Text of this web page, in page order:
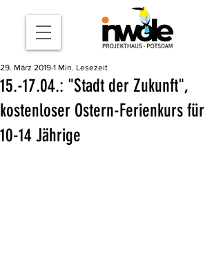
15.-17.04.: "Stadt der Zukunft",
kostenloser Ostern-Ferienkurs für
10-14 Jährige
29. März 2019 1 Min. Lesezeit